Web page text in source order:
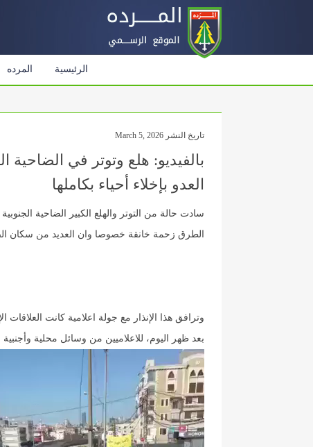
الرئيسية المرده
تاريخ النشر March 5, 2026
بالفيديو: هلع وتوتر في الضاحية
العدو بإخلاء أحياء بكاملها
سادت حالة من التوتر والهلع الكبير الضاحية
الطرق زحمة خانقة خصوصا وان العديد من سكان
وترافق هذا الإنذار مع جولة اعلامية كانت
بعد ظهر اليوم، للاعلاميين من وسائل محلية وأجنبية
Video
Player